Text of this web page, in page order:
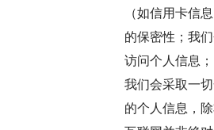
（如信用卡信
的保密性；我
访问个人信息
我们会采取一
的个人信息，